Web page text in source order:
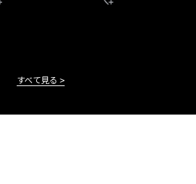
すべて見る